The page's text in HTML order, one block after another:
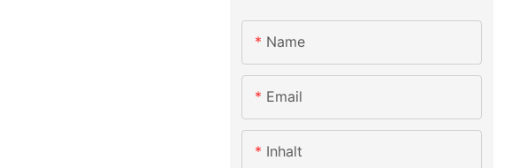
Name
Email
Inhalt